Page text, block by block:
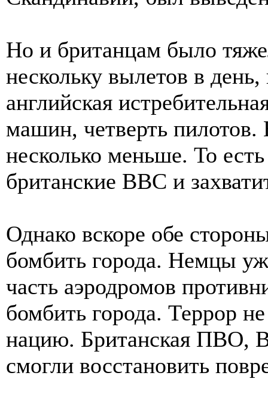
Но и британцам было
нескольку вылетов в
английская
машин, четверть
несколько меньше. То
британские ВВС и
Однако вскоре обе
бомбить города. Немцы
часть аэродромов
бомбить города. Террор
нацию. Британская ПВО,
смогли восстановить